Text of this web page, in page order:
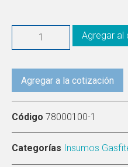
Agregar al
Agregar a la cotización
Código 78000100-1
Categorías Insumos